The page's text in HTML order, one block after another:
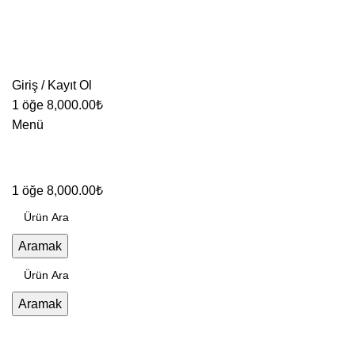
Giriş / Kayıt Ol
1 öğe 8,000.00₺
Menü
1 öğe 8,000.00₺
Aramak
Aramak